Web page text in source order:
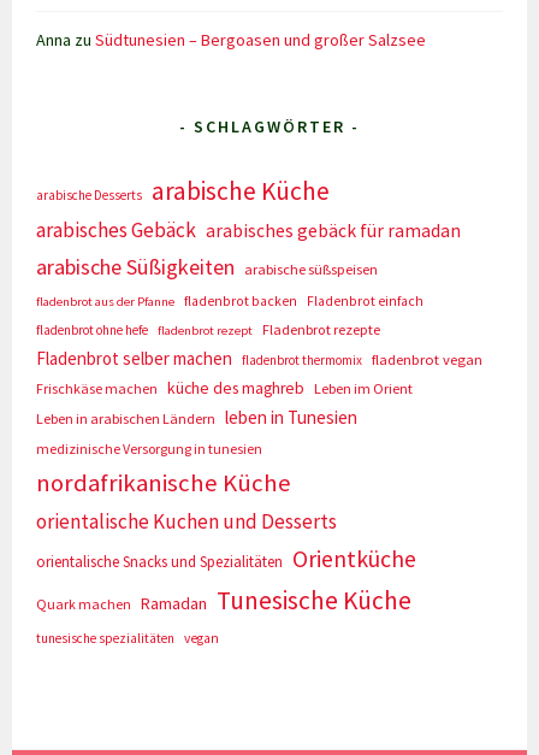
Anna zuSüdtunesien – Bergoasen und großer Salzsee
- SCHLAGWÖRTER -
arabische Desserts arabische Küche
arabisches Gebäck arabisches gebäck für ramadan
arabische Süßigkeiten arabische süßspeisen
fladenbrot aus der Pfanne fladenbrot backen
Fladenbrot einfach
fladenbrot ohne hefe
fladenbrot rezept Fladenbrot rezepte
Fladenbrot selber machen fladenbrot thermomix fladenbrot vegan
Frischkäse machen
küche des maghreb
Leben im Orient
Leben in arabischen Ländern
leben in Tunesien
medizinische Versorgung in tunesien
nordafrikanische Küche
orientalische Kuchen und Desserts
orientalische Snacks und Spezialitäten Orientküche
Quark machen Ramadan Tunesische Küche
tunesische spezialitäten vegan